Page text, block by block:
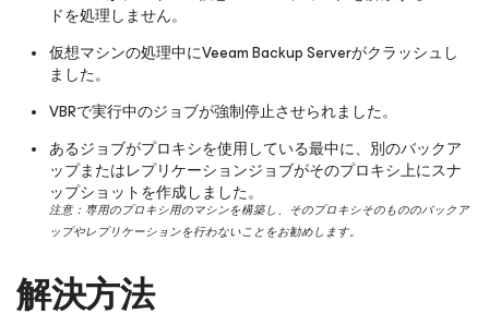
ドを処理しません。
仮想マシンの処理中にVeeam Backup Serverがクラッシュし
ました。
VBRで実行中のジョブが強制停止させられました。
あるジョブがプロキシを使用している最中に、別のバックア
ップまたはレプリケーションジョブがそのプロキシ上にスナ
ップショットを作成しました。
注意：専用のプロキシ用のマシンを構築し、そのプロキシそのもののバックア
ップやレプリケーションを行わないことをお勧めします。
解決方法